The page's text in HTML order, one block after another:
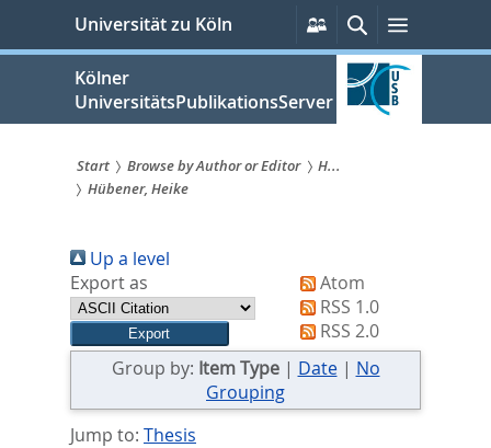
springen
Universität zu Köln
Persönliche
Services
SucheMenü
Kölner
UniversitätsPublikationsServer
Sie
sind
hier:
Start Browse by Author or Editor
H...
Hübener, Heike
Up a level
Export as
Atom
RSS 1.0
RSS 2.0
Group by: Item Type| Date| No
Grouping
Jump to: Thesis